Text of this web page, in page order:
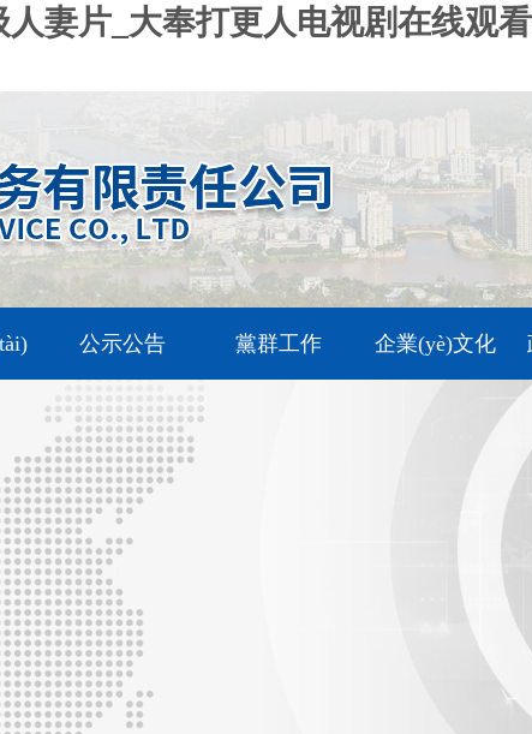
妻片_大奉打更人电视剧在线观
公示公告 黨群工作 企業(yè)文化